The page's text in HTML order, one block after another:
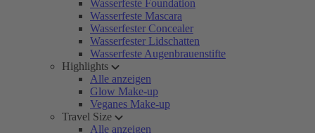
Wasserfeste Foundation
Wasserfeste Mascara
Wasserfester Concealer
Wasserfester Lidschatten
Wasserfeste Augenbrauenstifte
Highlights
Alle anzeigen
Glow Make-up
Veganes Make-up
Travel Size
Alle anzeigen